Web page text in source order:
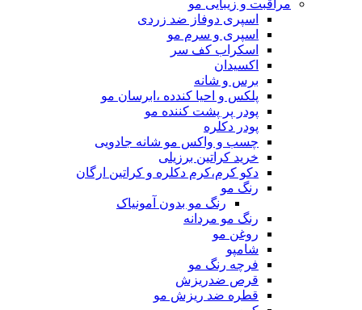
مراقبت و زیبایی مو
اسپری دوفاز ضد زردی
اسپری و سرم مو
اسکراب کف سر
اکسیدان
برس و شانه
پلکس و احیا کندده ،ابرسان مو
پودر پر پشت کننده مو
پودر دکلره
چسب و واکس مو شانه جادویی
خرید کراتین برزیلی
دکو کرم،کرم دکلره و کراتین ارگان
رنگ مو
رنگ مو بدون آمونیاک
رنگ مو مردانه
روغن مو
شامپو
فرچه رنگ مو
قرص ضدریزش
قطره ضد ریزش مو